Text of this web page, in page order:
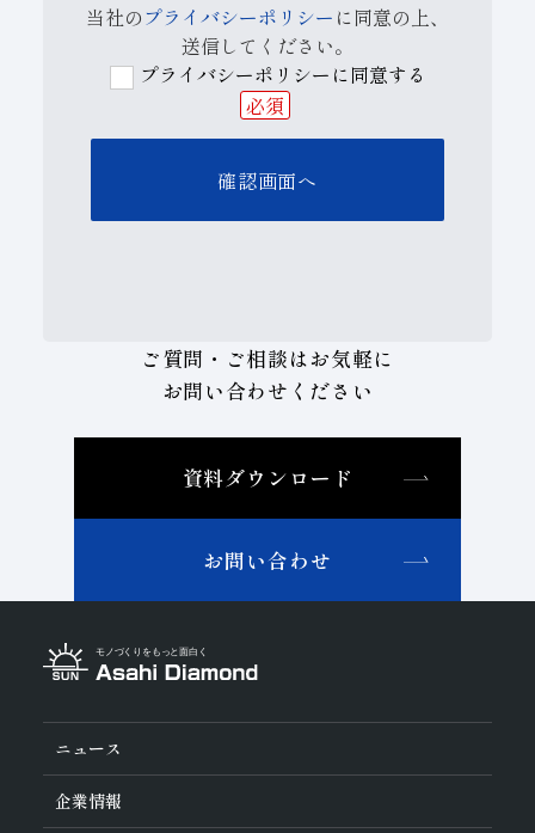
当社のプライバシーポリシー に同意の上、
送信してください。
プライバシーポリシーに同意する
必須
ご質問・ご相談はお気軽に
お問い合わせください
資料ダウンロード
お問い合わせ
ニュース
企業情報